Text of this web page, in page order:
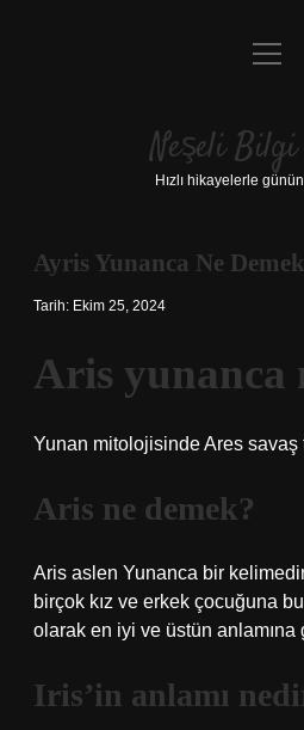
Anasayfa
Yasal
Neşeli Bilgi
Hızlı hikayelerle
Ayris Yunanca Ne Demek
Tarih: Ekim 25, 2024
Aris yunanca
Yunan mitolojisinde Ares savaş
Aris ne demek?
Aris aslen Yunanca bir
birçok kız ve erkek çocuğuna
olarak en iyi ve üstün anlamına
Iris’in anlamı